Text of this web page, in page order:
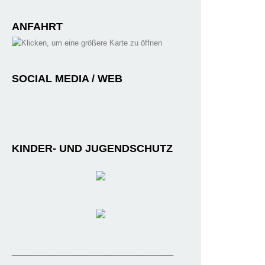
ANFAHRT
SOCIAL MEDIA / WEB
KINDER- UND JUGENDSCHUTZ